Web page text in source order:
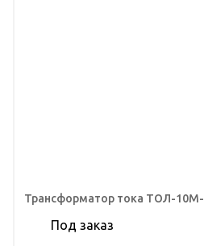
Трансформатор тока ТОЛ-10М-
Под заказ